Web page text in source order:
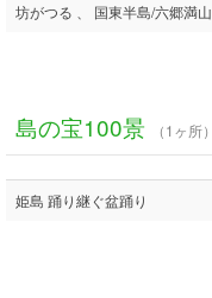
坊がつる 、 国東半島/六郷満山
島の宝100景 （1ヶ所）
姫島 踊り継ぐ盆踊り